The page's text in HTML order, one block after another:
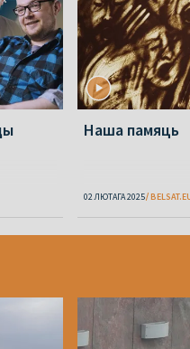
Наша памяць
02 ЛЮТАГА 2025